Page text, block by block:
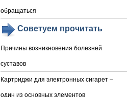
обращаться
Советуем прочитать
Причины возникновения болезней
суставов
Картриджи для электронных сигарет –
один из основных элементов